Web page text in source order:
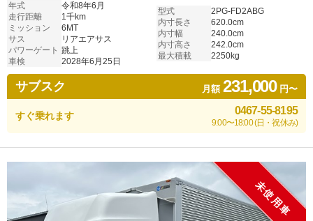
年式
令和8年6月
走行距離
1千km
ミッション
6MT
サス
リアエアサス
パワーゲート 跳上
車検
2028年6月25日
型式
2PG-FD2ABG
内寸長さ
620.0cm
内寸幅
240.0cm
内寸高さ
242.0cm
最大積載
2250kg
サブスク 月額231,000円〜
すぐ乗れます 0467-55-8195
9:00〜18:00 (日・祝休み)
未使用車